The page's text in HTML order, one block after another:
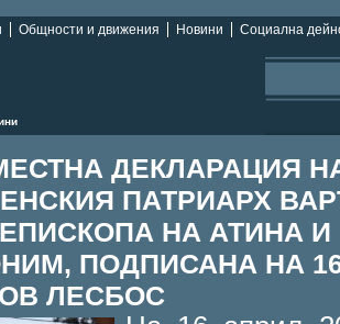
Общности и движения Новини Социална
ДЕКЛАРАЦИЯ
ПАТРИАРХ
НА АТИНА
ПОДПИСАНА НА 16
ЛЕСБОС